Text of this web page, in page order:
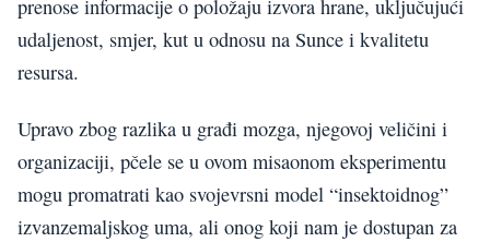
prenose informacije o položaju izvora hrane, uključujući
udaljenost, smjer, kut u odnosu na Sunce i kvalitetu
resursa.
Upravo zbog razlika u građi mozga, njegovoj veličini i
organizaciji, pčele se u ovom misaonom eksperimentu
mogu promatrati kao svojevrsni model “insektoidnog”
izvanzemaljskog uma, ali onog koji nam je dostupan za